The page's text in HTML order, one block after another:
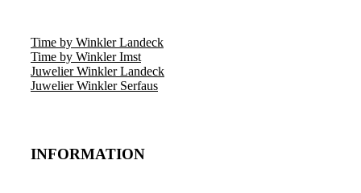
Time by Winkler Landeck
Time by Winkler Imst
Juwelier Winkler Landeck
Juwelier Winkler Serfaus
INFORMATION